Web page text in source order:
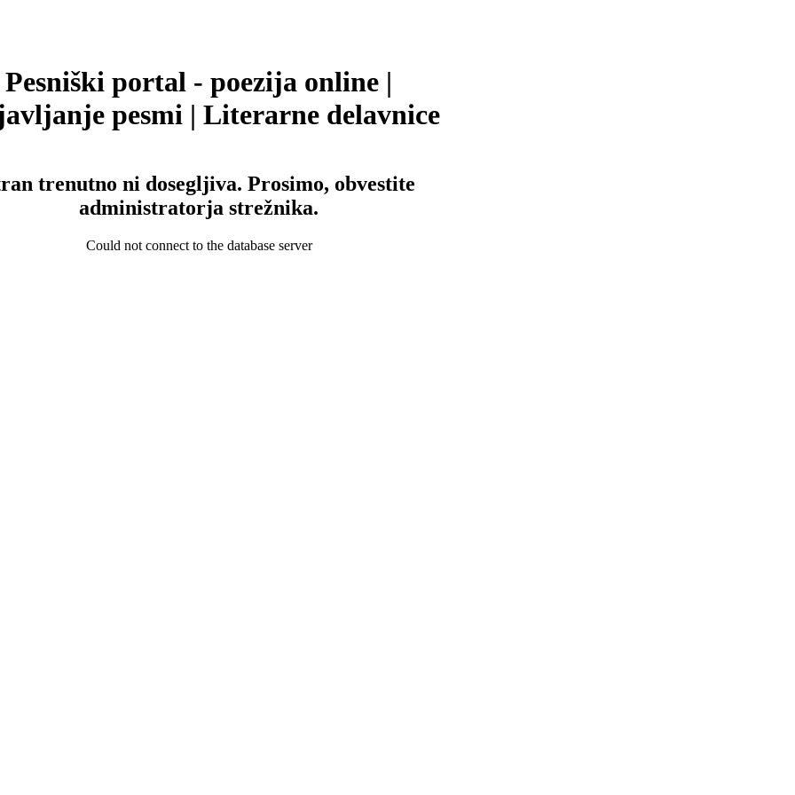
Pesniški portal - poezija online |
pesmi | Literarne delavnice
trenutno ni dosegljiva. Prosimo, obvestite
administratorja strežnika.
Could not connect to the database server